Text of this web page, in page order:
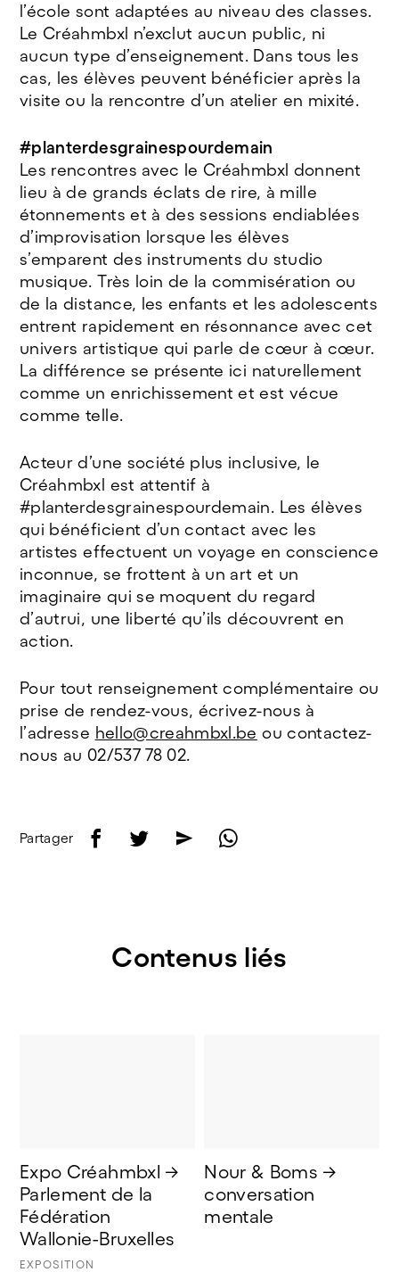
l’école sont adaptées au niveau des classes.
Le Créahmbxl n’exclut aucun public, ni
aucun type d’enseignement. Dans tous les
cas, les élèves peuvent bénéficier après la
visite ou la rencontre d’un atelier en mixité.
#planterdesgrainespourdemain
Les rencontres avec le Créahmbxl donnent
lieu à de grands éclats de rire, à mille
étonnements et à des sessions endiablées
d’improvisation lorsque les élèves
s’emparent des instruments du studio
musique. Très loin de la commisération ou
de la distance, les enfants et les adolescents
entrent rapidement en résonnance avec cet
univers artistique qui parle de cœur à cœur.
La différence se présente ici naturellement
comme un enrichissement et est vécue
comme telle.
Acteur d’une société plus inclusive, le
Créahmbxl est attentif à
#planterdesgrainespourdemain. Les élèves
qui bénéficient d’un contact avec les
artistes effectuent un voyage en conscience
inconnue, se frottent à un art et un
imaginaire qui se moquent du regard
d’autrui, une liberté qu’ils découvrent en
action.
Pour tout renseignement complémentaire ou
prise de rendez-vous, écrivez-nous à
l’adresse hello@creahmbxl.be ou contactez-
nous au 02/537 78 02.
Partager f t e w
Contenus liés
Expo Créahmbxl →
Parlement de la
Fédération
Wallonie-Bruxelles
EXPOSITION
Nour & Boms →
conversation
mentale